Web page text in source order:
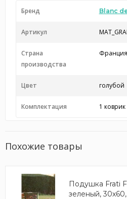
Бренд Blanc
Артикул
Страна
производства
Франция
Цвет голубой
Комплектация 1 коврик
Похожие товары
Подушка Frati
зеленый,